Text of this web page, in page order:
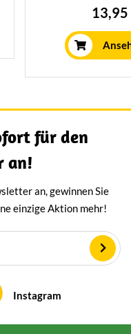
unser Extra
mit weißem
Richtige für
Stücken weißer
sich dieses
sondern auch als
13,95
für den
an!
an, gewinnen Sie
einzige Aktion mehr!
Instagram